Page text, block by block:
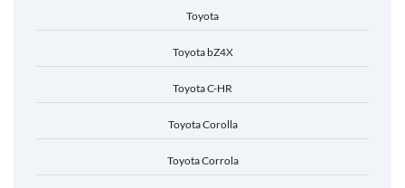
Toyota
Toyota bZ4X
Toyota C-HR
Toyota Corolla
Toyota Corrola